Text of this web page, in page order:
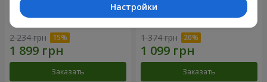
Букет "Цветочное Selfie!"
2 234 грн
Заказать
Букет "Яркие солнышки!"
1 374 грн
Заказать
Настройки